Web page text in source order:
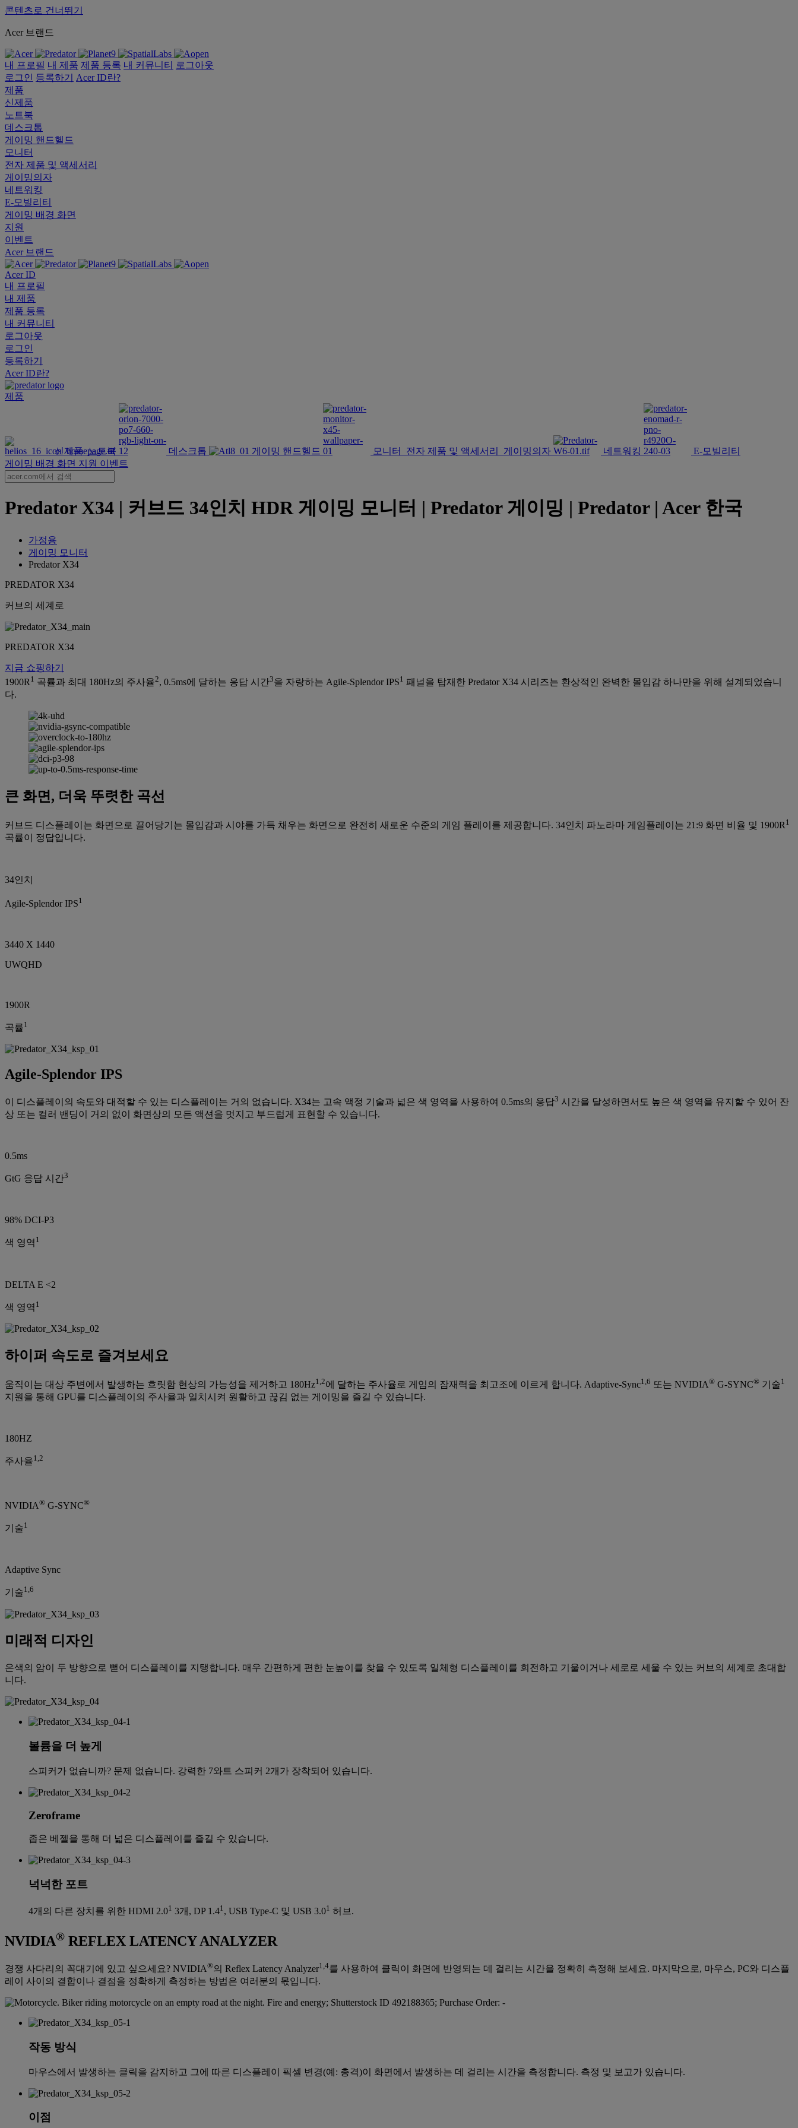
콘텐츠로 건너뛰기
Acer 브랜드
내 프로필 내 제품 제품 등록 내 커뮤니티
로그아웃
로그인
등록하기
Acer ID란?
제품
신제품
노트북
데스크톱
게이밍 핸드헬드
모니터
전자 제품 및 액세서리
게이밍의자
네트워킹
E-모빌리티
게이밍 배경 화면
지원
이벤트
Acer 브랜드
Acer ID
내 프로필
내 제품
제품 등록
내 커뮤니티
로그아웃
로그인
등록하기
Acer ID란?
제품
신제품 노트북 데스크톱 게이밍 핸드헬드 모니터 전자 제품 및 액세서리 게이밍의자 네트워킹
E-모빌리티
게이밍 배경 화면 지원 이벤트
Predator X34 | 커브드 34인치 HDR 게이밍 모니터 | Predator 게이밍 | Predator | Acer 한국
가정용
게이밍 모니터
Predator X34
PREDATOR X34
커브의 세계로
PREDATOR X34
지금 쇼핑하기
1900R 1 곡률과 최대 180Hz의 주사율2, 0.5ms에 달하는 응답 시간3을 자랑하는 Agile-Splendor IPS1 패널을 탑재한 Predator X34 시리즈는 환상적인 완벽한 몰입감 하나만을 위해 설계되었습니
다.
큰 화면, 더욱 뚜렷한 곡선
커브드 디스플레이는 화면으로 끌어당기는 몰입감과 시야를 가득 채우는 화면으로 완전히 새로운 수준의 게임 플레이를 제공합니다. 34인치 파노라마 게임플레이는 21:9 화면 비율 및 1900R 1
곡률이 정답입니다.
34인치
Agile-Splendor IPS1
3440 X 1440
UWQHD
1900R
곡률1
Agile-Splendor IPS
이 디스플레이의 속도와 대적할 수 있는 디스플레이는 거의 없습니다. X34는 고속 액정 기술과 넓은 색 영역을 사용하여 0.5ms의 응답3 시간을 달성하면서도 높은 색 영역을 유지할 수 있어 잔
상 또는 컬러 밴딩이 거의 없이 화면상의 모든 액션을 멋지고 부드럽게 표현할 수 있습니다.
0.5ms
GtG 응답 시간3
98% DCI-P3
색 영역 1
DELTA E <2
색 영역 1
하이퍼 속도로 즐겨보세요
움직이는 대상 주변에서 발생하는 흐릿함 현상의 가능성을 제거하고 180Hz1,2에 달하는 주사율로 게임의 잠재력을 최고조에 이르게 합니다. Adaptive-Sync1,6 또는 NVIDIA® G-SYNC® 기술1
지원을 통해 GPU를 디스플레이의 주사율과 일치시켜 원활하고 끊김 없는 게이밍을 즐길 수 있습니다.
180HZ
주사율1,2
NVIDIA® G-SYNC®
기술1
Adaptive Sync
기술1,6
미래적 디자인
은색의 암이 두 방향으로 뻗어 디스플레이를 지탱합니다. 매우 간편하게 편한 눈높이를 찾을 수 있도록 일체형 디스플레이를 회전하고 기울이거나 세로로 세울 수 있는 커브의 세계로 초대합
니다.
볼륨을 더 높게
스피커가 없습니까? 문제 없습니다. 강력한 7와트 스피커 2개가 장착되어 있습니다.
Zeroframe
좁은 베젤을 통해 더 넓은 디스플레이를 즐길 수 있습니다.
넉넉한 포트
4개의 다른 장치를 위한 HDMI 2.01 3개, DP 1.41 , USB Type-C 및 USB 3.01 허브.
NVIDIA® REFLEX LATENCY ANALYZER
경쟁 사다리의 꼭대기에 있고 싶으세요? NVIDIA®의 Reflex Latency Analyzer1,4를 사용하여 클릭이 화면에 반영되는 데 걸리는 시간을 정확히 측정해 보세요. 마지막으로, 마우스, PC와 디스플
레이 사이의 결합이나 결점을 정확하게 측정하는 방법은 여러분의 몫입니다.
작동 방식
마우스에서 발생하는 클릭을 감지하고 그에 따른 디스플레이 픽셀 변경(예: 총격)이 화면에서 발생하는 데 걸리는 시간을 측정합니다. 측정 및 보고가 있습니다.
이점